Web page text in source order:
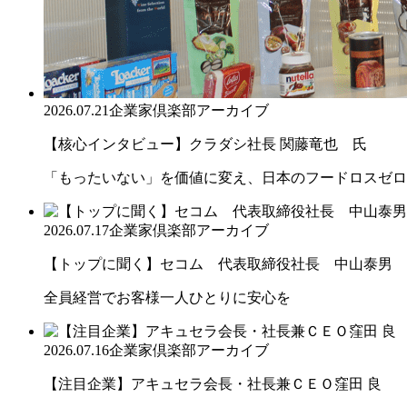
2026.07.21企業家倶楽部アーカイブ
【核心インタビュー】クラダシ社長 関藤竜也 氏
「もったいない」を価値に変え、日本のフードロスゼ
2026.07.17企業家倶楽部アーカイブ
【トップに聞く】セコム 代表取締役社長 中山泰男
全員経営でお客様一人ひとりに安心を
2026.07.16企業家倶楽部アーカイブ
【注目企業】アキュセラ会長・社長兼ＣＥＯ窪田 良